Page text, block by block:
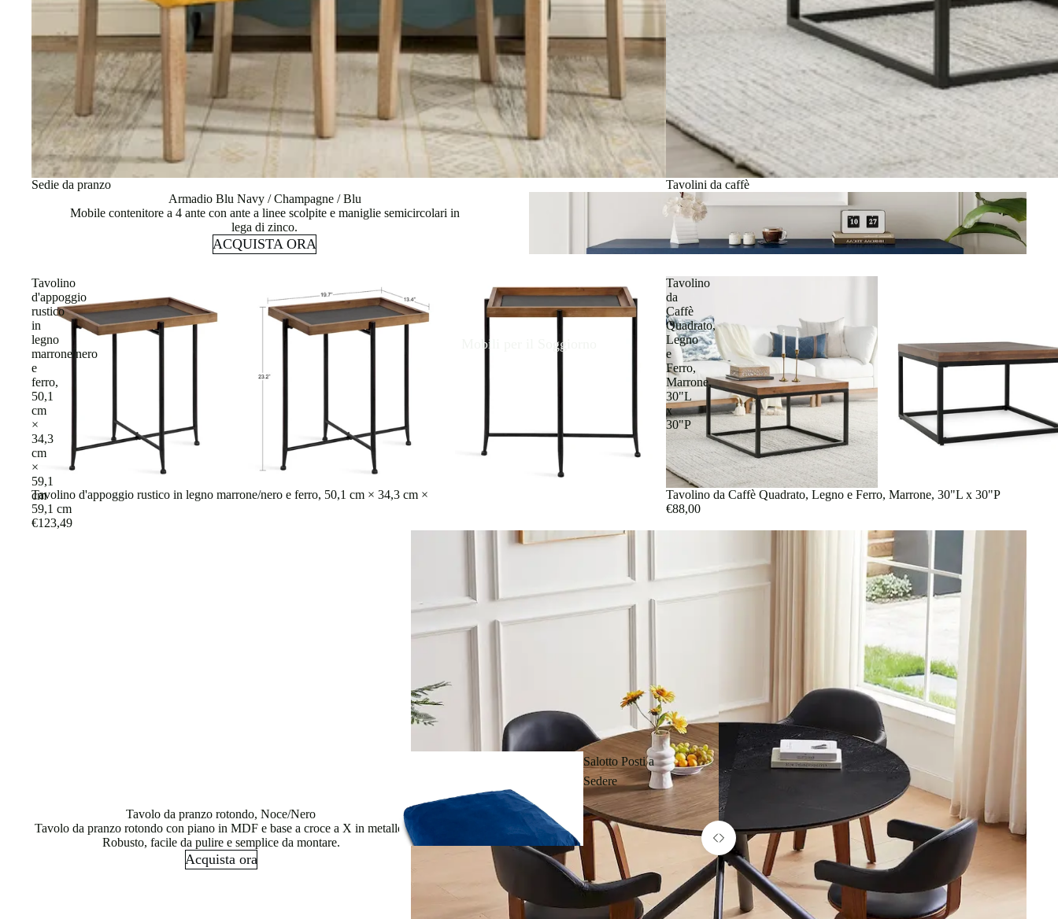
Sedie da
ufficio
Scheda
Supporti per
laptop
Mobili per il Soggiorno
Salotto Posti a
Sedere
Sedie da pranzo
Tavolini da caffè
Armadio Blu Navy / Champagne / Blu
Mobile contenitore a 4 ante con ante a linee scolpite e maniglie semicircolari in
lega di zinco.
ACQUISTA ORA
Tavolino
d'appoggio
rustico
in
legno
marrone/nero
e
ferro,
50,1
cm
×
34,3
cm
×
59,1
cm
Tavolino d'appoggio rustico in legno marrone/nero e ferro, 50,1 cm × 34,3 cm ×
59,1 cm
€123,49
Tavolino
da
Caffè
Quadrato,
Legno
e
Ferro,
Marrone,
30"L
x
30"P
Tavolino da Caffè Quadrato, Legno e Ferro, Marrone, 30"L x 30"P
€88,00
Tavolo da pranzo rotondo, Noce/Nero
Tavolo da pranzo rotondo con piano in MDF e base a croce a X in metallo.
Robusto, facile da pulire e semplice da montare.
Acquista ora